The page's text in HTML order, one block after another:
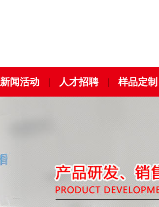
新闻活动 | 人才招聘 | 样品定制